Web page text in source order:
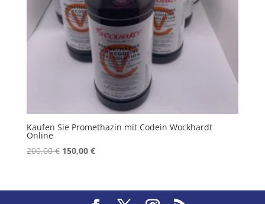
Kaufen Sie Promethazin mit Codein Wockhardt
Online
200,00€ Original
200,00 €.
150,00 €Current
150,00 €.